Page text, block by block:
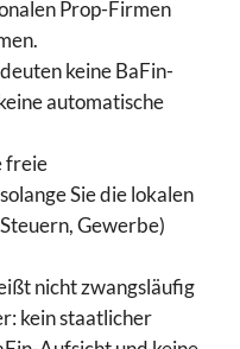
Prop-Firmen
keine BaFin-
automatische
freie
Sie die lokalen
Gewerbe)
nicht zwangsläufig
kein staatlicher